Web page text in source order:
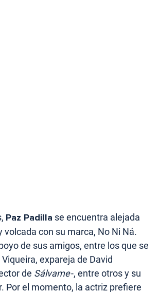
Paz Padilla se encuentra alejada
volcada con su marca, No Ni Ná.
de sus amigos, entre los que se
expareja de David
de Sálvame-, entre otros y su
Por el momento, la actriz prefiere